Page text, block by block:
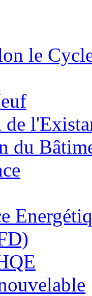
le
de
du